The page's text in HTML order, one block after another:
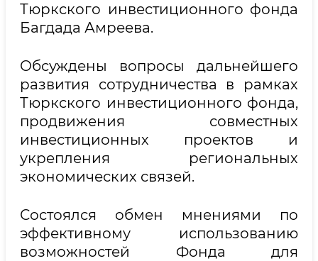
Тюркского инвестиционного фонда
Багдада Амреева.
Обсуждены вопросы дальнейшего
развития сотрудничества в рамках
Тюркского инвестиционного фонда,
продвижения совместных
инвестиционных проектов и
укрепления региональных
экономических связей.
Состоялся обмен мнениями по
эффективному использованию
возможностей Фонда для